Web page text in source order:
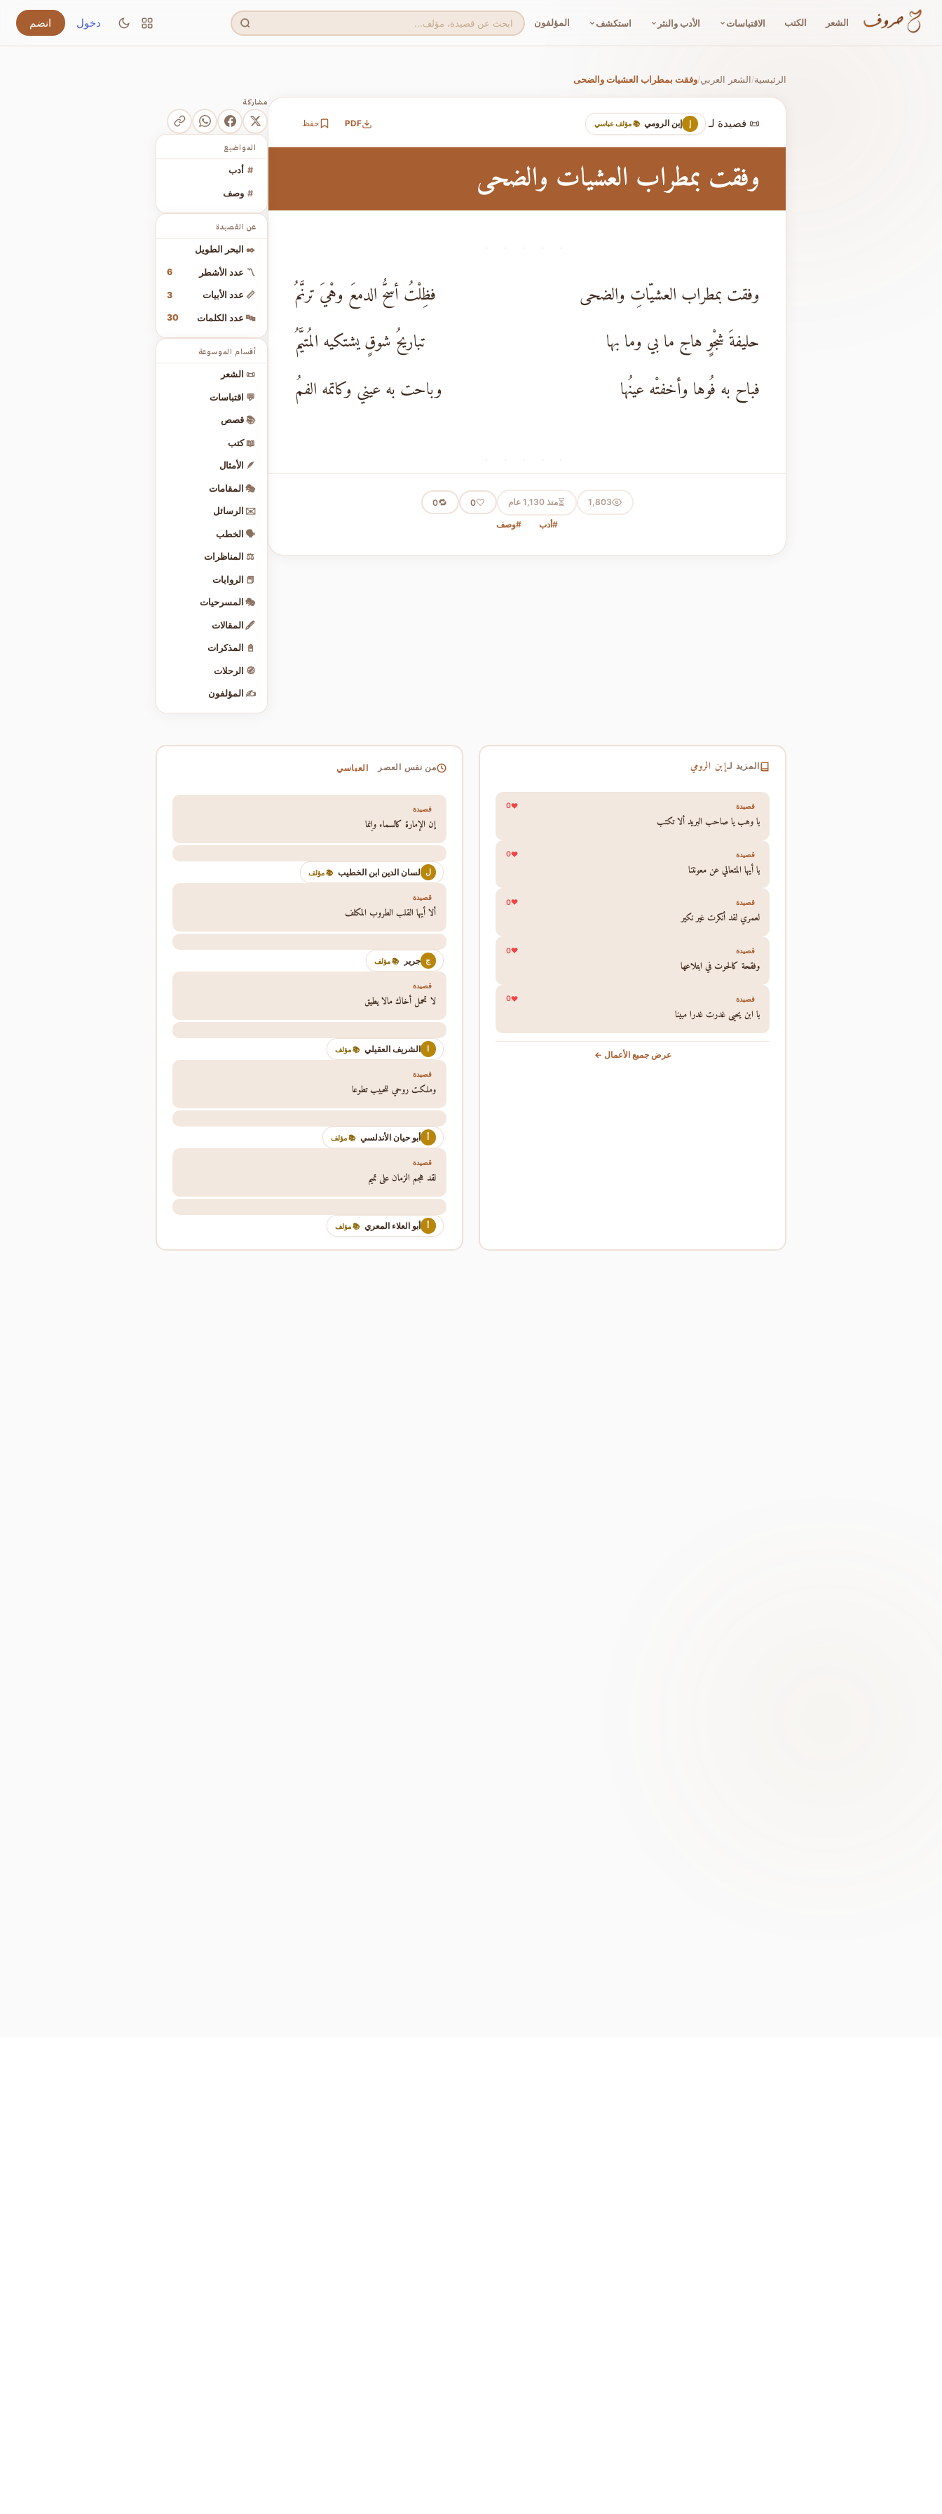
الشعر الكتب الاقتباسات الأدب والنثر استكشف المؤلفون دخول انضم
الرئيسية/الشعر العربي/وفقت بمطراب العشيات والضحى
📜 قصيدة لـ إ إبن الرومي 📚 مؤلف عباسي PDF حفظ
وفقت بمطراب العشيات والضحى
· · · · ·
وفقت بمطراب العشيّاتِ والضحى
فظِلْتُ أسحُّ الدمعَ وهْيَ ترنَّمُ
حليفةَ شجْوٍ هاج ما بي وما بها
تباريحُ شوقٍ يشتكيه المُتيَّمُ
فباح به فُوها وأخفتْه عينُها
وباحت به عيني وكاتمه الفمُ
· · · · ·
1,803
⏳منذ 1,130 عام 🤍
0
🔁
0
#أدب #وصف
مشاركة
المواضيع
# أدب
# وصف
عن القصيدة
✒️ البحر الطويل
〽️ عدد الأشطر 6
📏 عدد الأبيات 3
🔤 عدد الكلمات 30
أقسام الموسوعة
📜 الشعر
💬 اقتباسات
📚 قصص
📖 كتب
🪶 الأمثال
🎭 المقامات
✉️ الرسائل
🗣️ الخطب
⚖️ المناظرات
📕 الروايات
🎭 المسرحيات
🖋️ المقالات
📓 المذكرات
🧭 الرحلات
✍️ المؤلفون
المزيد لـإبن الرومي
قصيدة 0
يا وهب يا صاحب البريد ألا تكتب
قصيدة 0
يا أيها المتعالي عن معونتنا
قصيدة 0
لعمري لقد أنكرت غير نكير
قصيدة 0
وفقحة كالحوت في ابتلاعها
قصيدة 0
يا ابن يحيى غدرت غدرا مبينا
عرض جميع الأعمال ←
من نفس العصر العباسي
قصيدة
إن الإمارة كالسماء وإنما
ل لسان الدين ابن الخطيب 📚 مؤلف
قصيدة
ألا أيها القلب الطروب المكلف
ج جرير 📚 مؤلف
قصيدة
لا تحمل أخاك مالا يطيق
ا الشريف العقيلي 📚 مؤلف
قصيدة
وملكت روحي للحبيب تطوعا
أ أبو حيان الأندلسي 📚 مؤلف
قصيدة
لقد هجم الزمان على تميم
أ أبو العلاء المعري 📚 مؤلف